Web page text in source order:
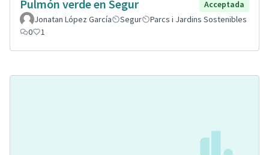
Pulmón verde en Segur
Acceptada
Jonatan López García
Segur
Parcs i Jardins Sostenibles
0
1